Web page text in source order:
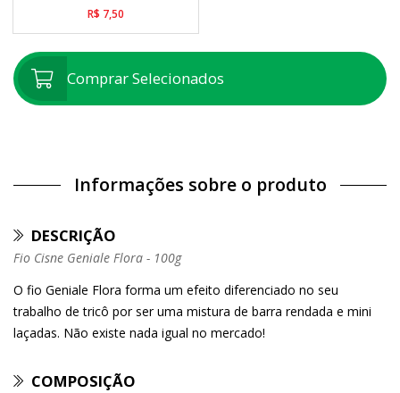
R$ 7,50
Comprar Selecionados
Informações sobre o produto
DESCRIÇÃO
Fio Cisne Geniale Flora - 100g
O fio Geniale Flora forma um efeito diferenciado no seu
trabalho de tricô por ser uma mistura de barra rendada e mini
laçadas. Não existe nada igual no mercado!
COMPOSIÇÃO